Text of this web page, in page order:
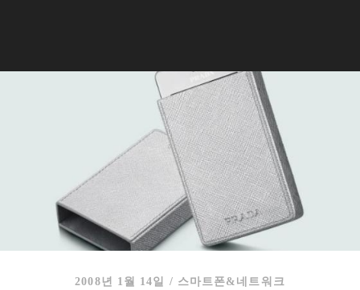
2008년 1월 14일 / 스마트폰&네트워크